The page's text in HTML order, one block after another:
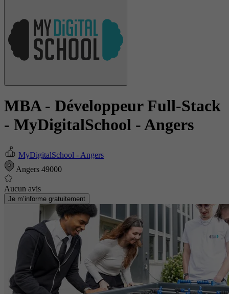
MBA - Développeur Full-Stack
- MyDigitalSchool - Angers
MyDigitalSchool - Angers
Angers 49000
Aucun avis
Je m’informe gratuitement